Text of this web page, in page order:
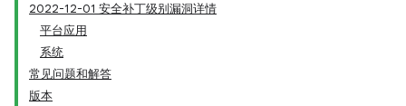
2022-12-01 安全补丁级别漏洞详情
平台应用
系统
常见问题和解答
版本